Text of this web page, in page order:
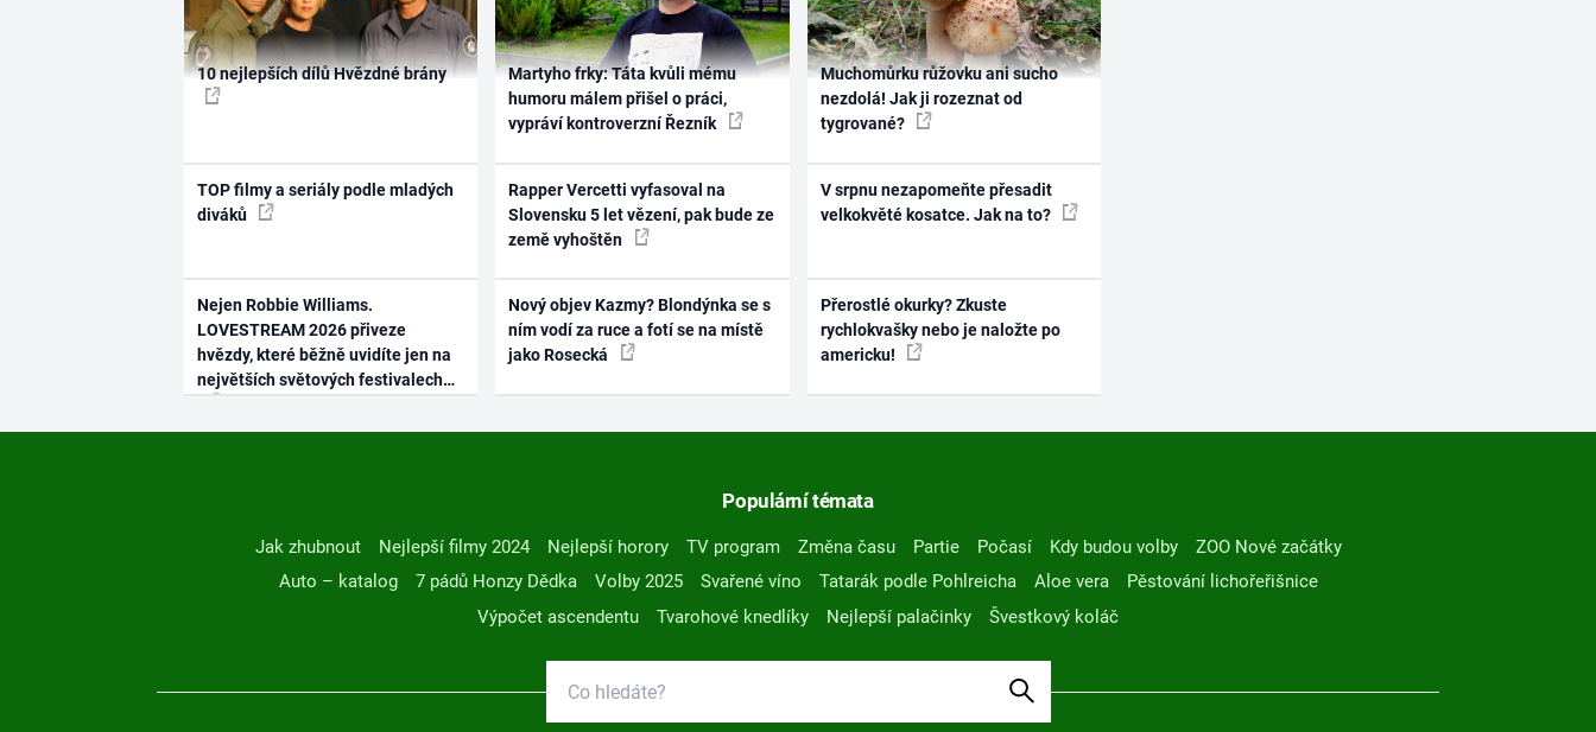
10 nejlepších dílů Hvězdné brány
TOP filmy a seriály podle mladých
diváků
Nejen Robbie Williams.
LOVESTREAM 2026 přiveze
hvězdy, které běžně uvidíte jen na
největších světových festivalech
Martyho frky: Táta kvůli mému
humoru málem přišel o práci,
vypráví kontroverzní Řezník
Rapper Vercetti vyfasoval na
Slovensku 5 let vězení, pak bude ze
země vyhoštěn
Nový objev Kazmy? Blondýnka se s
ním vodí za ruce a fotí se na místě
jako Rosecká
Muchomůrku růžovku ani sucho
nezdolá! Jak ji rozeznat od
tygrované?
V srpnu nezapomeňte přesadit
velkokvěté kosatce. Jak na to?
Přerostlé okurky? Zkuste
rychlokvašky nebo je naložte po
americku!
Populární témata
Jak zhubnout Nejlepší filmy 2024 Nejlepší horory TV program Změna času Partie Počasí Kdy budou volby
ZOO Nové začátky
Auto – katalog
7 pádů Honzy Dědka Volby 2025 Svařené víno Tatarák podle Pohlreicha Aloe vera
Pěstování lichořeřišnice
Výpočet ascendentu
Tvarohové knedlíky Nejlepší palačinky Švestkový koláč